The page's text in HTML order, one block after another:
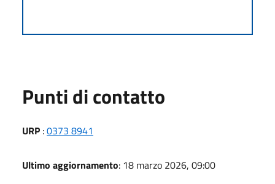
Punti di contatto
URP :0373 8941
Ultimo aggiornamento: 18 marzo 2026, 09:00